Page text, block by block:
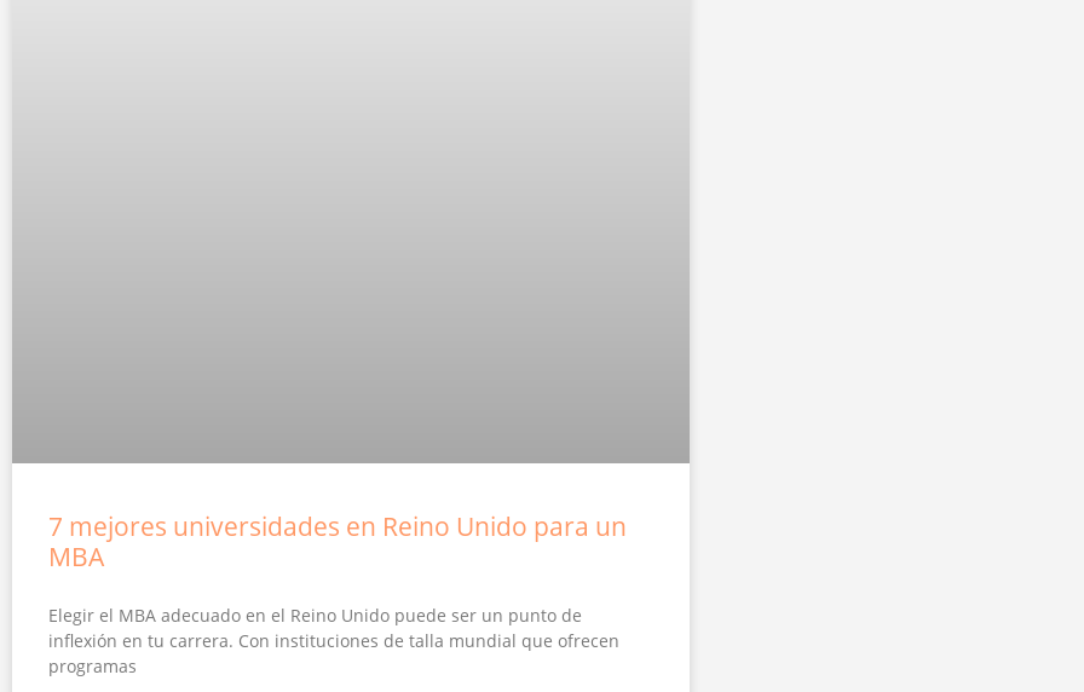
7 mejores universidades en Reino Unido para un
MBA
Elegir el MBA adecuado en el Reino Unido puede ser un punto de
inflexión en tu carrera. Con instituciones de talla mundial que ofrecen
programas